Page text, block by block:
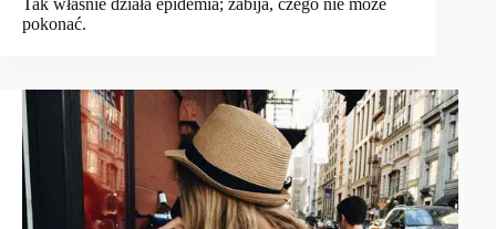
Tak właśnie działa epidemia; zabija, czego nie może
pokonać.